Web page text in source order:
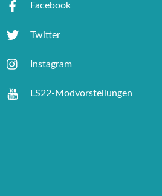
Facebook
Twitter
Instagram
LS22-Modvorstellungen